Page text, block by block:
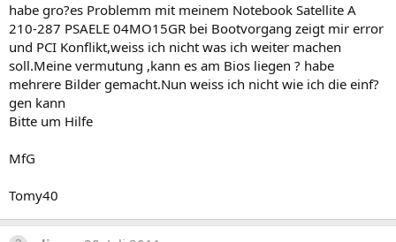
habe gro?es Problemm mit meinem Notebook Satellite A
210-287 PSAELE 04MO15GR bei Bootvorgang zeigt mir error
und PCI Konflikt,weiss ich nicht was ich weiter machen
soll.Meine vermutung ,kann es am Bios liegen ? habe
mehrere Bilder gemacht.Nun weiss ich nicht wie ich die einf?
gen kann
Bitte um Hilfe
MfG
Tomy40